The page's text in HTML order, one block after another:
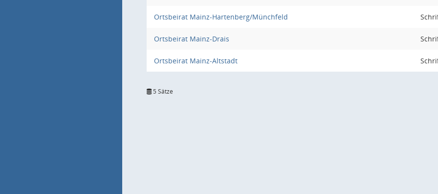
Ortsbeirat Mainz-Hartenberg/Münchfeld
Ortsbeirat Mainz-Drais
Ortsbeirat Mainz-Altstadt
5 Sätze